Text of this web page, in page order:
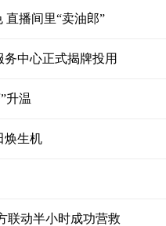
直播间里“卖油郎”
中心正式揭牌投用
升温
焕生机
联动半小时成功营救